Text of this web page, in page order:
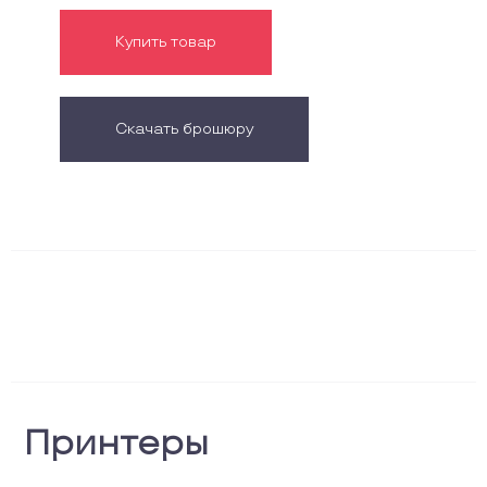
Купить товар
Скачать брошюру
Принтеры